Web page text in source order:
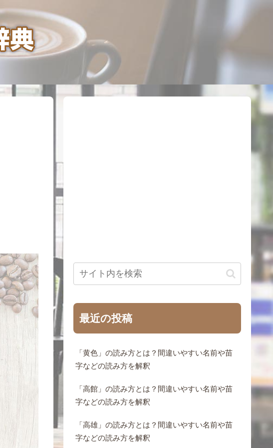
最近の投稿
「黄色」の読み方とは？間違いやすい名前や苗
字などの読み方を解釈
「高館」の読み方とは？間違いやすい名前や苗
字などの読み方を解釈
「高雄」の読み方とは？間違いやすい名前や苗
字などの読み方を解釈